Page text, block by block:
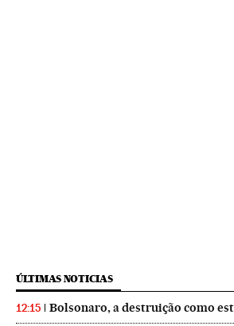
ÚLTIMAS NOTICIAS
12:15 Bolsonaro, a destruição como